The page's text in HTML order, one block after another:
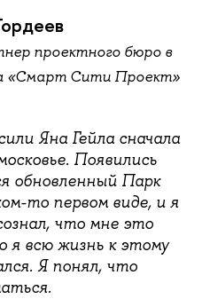
проектного бюро в
«Смарт Сити Проект»
Яна Гейла сначала
Появились
обновленный Парк
то первом виде, и я
что мне это
я всю жизнь к этому
Я понял, что